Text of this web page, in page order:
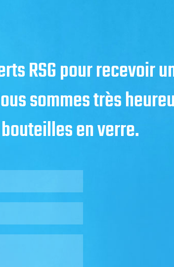
RSG pour recevoir
sommes très
en verre.